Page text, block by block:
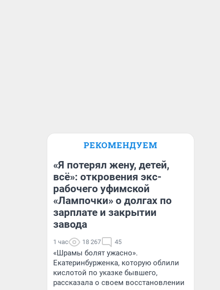
РЕКОМЕНДУЕМ
«Я потерял жену, детей,
всё»: откровения экс-
рабочего уфимской
«Лампочки» о долгах по
зарплате и закрытии
завода
1 час 18 267 45
«Шрамы болят ужасно».
Екатеринбурженка, которую облили
кислотой по указке бывшего,
рассказала о своем восстановлении